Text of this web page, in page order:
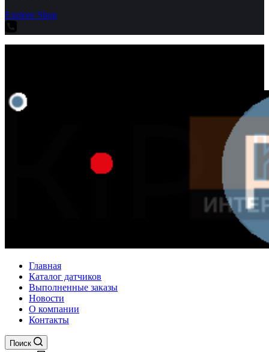
Explore Shop
Главная
Каталог датчиков
Выполненные заказы
Новости
О компании
Контакты
Поиск